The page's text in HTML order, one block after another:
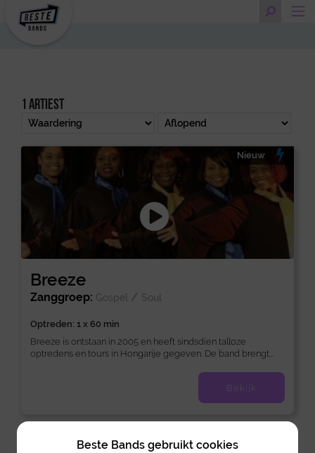
1 artiest
Breeze
Nieuw
Zanggroep: Gospel / Soul
Optreden: 1 x 60 min
Breeze is ontstaan in 2005 en heeft sindsdien talloze
optredens en tours in Hongarije gegeven. De band brengt...
Bekijk
Beste Bands gebruikt cookies